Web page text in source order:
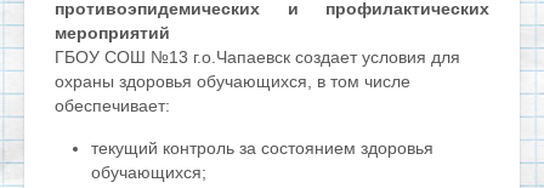
противоэпидемических и профилактических
мероприятий
ГБОУ СОШ №13 г.о.Чапаевск создает условия для
охраны здоровья обучающихся, в том числе
обеспечивает:
текущий контроль за состоянием здоровья
обучающихся;